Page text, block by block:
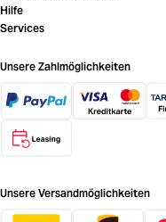
Hilfe
Services
Unsere Zahlmöglichkeiten
Unsere Versandmöglichkeiten